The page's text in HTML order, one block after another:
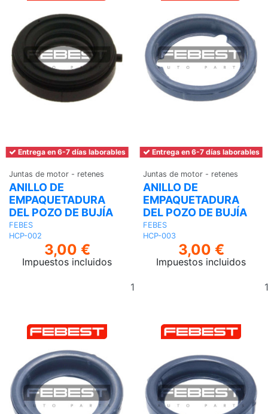
Entrega en 6-7 días laborables
Juntas de motor - retenes
ANILLO DE
EMPAQUETADURA
DEL POZO DE BUJÍA
FEBES
HCP-002
3,00 €
Impuestos incluidos
Entrega en 6-7 días laborables
Juntas de motor - retenes
ANILLO DE
EMPAQUETADURA
DEL POZO DE BUJÍA
FEBES
HCP-003
3,00 €
Impuestos incluidos